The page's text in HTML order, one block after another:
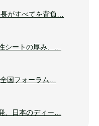
長がすべてを背負…
シートの厚み、…
全国フォーラム…
、日本のディー…